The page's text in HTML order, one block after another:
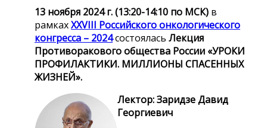
13 ноября 2024 г.(13:20-14:10 по МСК) в
рамкахXXVIII Российского онкологического
конгресса – 2024состоялась Лекция
Противоракового общества России «УРОКИ
ПРОФИЛАКТИКИ. МИЛЛИОНЫ СПАСЕННЫХ
ЖИЗНЕЙ».
Лектор: Заридзе Давид
Георгиевич